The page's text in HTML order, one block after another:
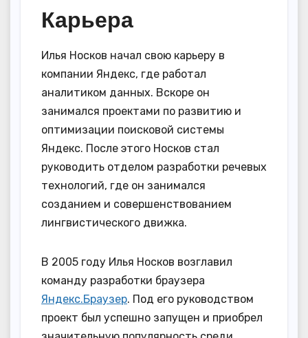
Карьера
Илья Носков начал свою карьеру в
компании Яндекс, где работал
аналитиком данных. Вскоре он
занимался проектами по развитию и
оптимизации поисковой системы
Яндекс. После этого Носков стал
руководить отделом разработки речевых
технологий, где он занимался
созданием и совершенствованием
лингвистического движка.
В 2005 году Илья Носков возглавил
команду разработки браузера
Яндекс.Браузер. Под его руководством
проект был успешно запущен и приобрел